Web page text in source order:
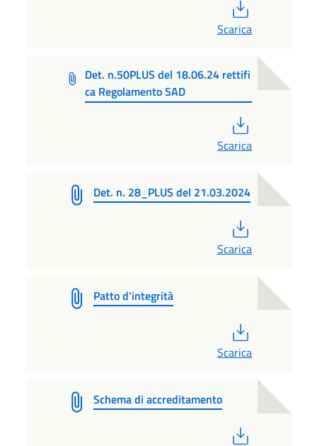
Scarica
Det. n.50PLUS del 18.06.24 rettifi
ca Regolamento SAD
Scarica
Det. n. 28_PLUS del 21.03.2024
Scarica
Patto d'integrità
Scarica
Schema di accreditamento